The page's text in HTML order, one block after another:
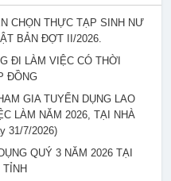
CHỌN THỰC TẬP SINH NỮ
BẢN ĐỢT II/2026.
ĐI LÀM VIỆC CÓ THỜI
ĐỒNG
GIA TUYỂN DỤNG LAO
LÀM NĂM 2026, TẠI NHÀ
31/7/2026)
QUÝ 3 NĂM 2026 TẠI
TỈNH